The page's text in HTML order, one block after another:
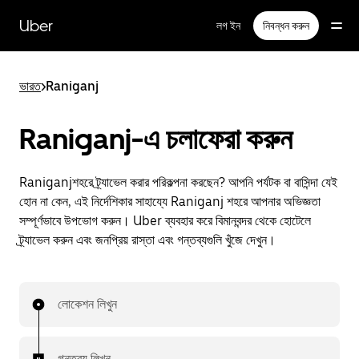
প্রধান
বিষয়সূচিতে
Uber লগ ইন নিবন্ধন করুন
ভারত>Raniganj
Raniganj-এ চলাফেরা করুন
Raniganjশহরে ট্র্যাভেল করার পরিকল্পনা করছেন? আপনি পর্যটক বা বাসিন্দা যেই
হোন না কেন, এই নির্দেশিকার সাহায্যে Raniganj শহরে আপনার অভিজ্ঞতা
সম্পূর্ণভাবে উপভোগ করুন। Uber ব্যবহার করে বিমানবন্দর থেকে হোটেলে
ট্র্যাভেল করুন এবং জনপ্রিয় রাস্তা এবং গন্তব্যগুলি খুঁজে দেখুন।
লোকেশন লিখুন